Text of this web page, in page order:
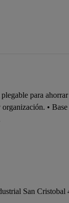
para
•
San